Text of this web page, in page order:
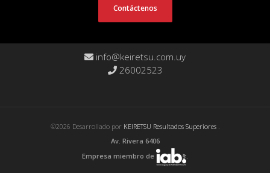
Contáctenos
info@keiretsu.com.uy
26002523
©2026 Desarrollado por KEIRETSU Resultados Superiores
Av. Rivera 6406
Empresa miembro de
.